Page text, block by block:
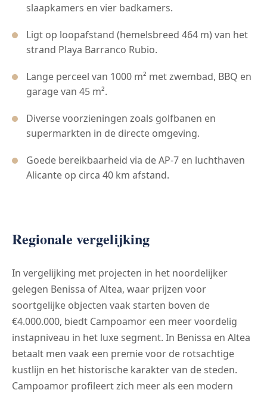
slaapkamers en vier badkamers.
Ligt op loopafstand (hemelsbreed 464 m) van het
strand Playa Barranco Rubio.
Lange perceel van 1000 m² met zwembad, BBQ en
garage van 45 m².
Diverse voorzieningen zoals golfbanen en
supermarkten in de directe omgeving.
Goede bereikbaarheid via de AP-7 en luchthaven
Alicante op circa 40 km afstand.
Regionale vergelijking
In vergelijking met projecten in het noordelijker
gelegen Benissa of Altea, waar prijzen voor
soortgelijke objecten vaak starten boven de
€4.000.000, biedt Campoamor een meer voordelig
instapniveau in het luxe segment. In Benissa en Altea
betaalt men vaak een premie voor de rotsachtige
kustlijn en het historische karakter van de steden.
Campoamor profileert zich meer als een modern